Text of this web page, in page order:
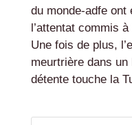
du monde-adfe ont
l’attentat commis
Une fois de plus,
meurtrière dans
détente touche la